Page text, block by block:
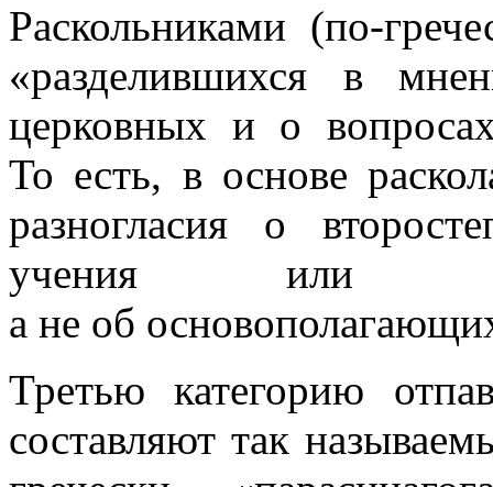
Раскольниками (по-
«разделившихся в
церковных и о
То есть, в основе
разногласия о
учения или
а не об
Третью категорию
составляют так